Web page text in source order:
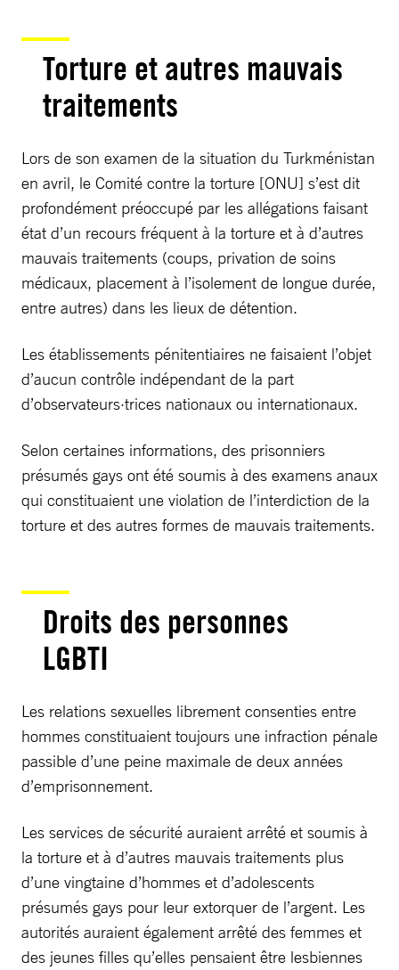
Torture et autres mauvais
traitements
Lors de son examen de la situation du Turkménistan
en avril, le Comité contre la torture [ONU] s’est dit
profondément préoccupé par les allégations faisant
état d’un recours fréquent à la torture et à d’autres
mauvais traitements (coups, privation de soins
médicaux, placement à l’isolement de longue durée,
entre autres) dans les lieux de détention.
Les établissements pénitentiaires ne faisaient l’objet
d’aucun contrôle indépendant de la part
d’observateurs·trices nationaux ou internationaux.
Selon certaines informations, des prisonniers
présumés gays ont été soumis à des examens anaux
qui constituaient une violation de l’interdiction de la
torture et des autres formes de mauvais traitements.
Droits des personnes
LGBTI
Les relations sexuelles librement consenties entre
hommes constituaient toujours une infraction pénale
passible d’une peine maximale de deux années
d’emprisonnement.
Les services de sécurité auraient arrêté et soumis à
la torture et à d’autres mauvais traitements plus
d’une vingtaine d’hommes et d’adolescents
présumés gays pour leur extorquer de l’argent. Les
autorités auraient également arrêté des femmes et
des jeunes filles qu’elles pensaient être lesbiennes